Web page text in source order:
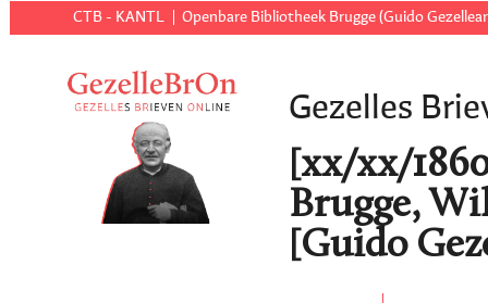
CTB - KANTL Openbare Bibliotheek Brugge (Guido
Gezelles
[xx/xx/
Brugge,
[Guido